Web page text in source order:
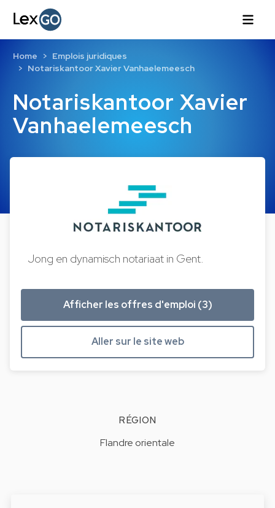
Notariskantoor Xavier
Vanhaelemeesch
Home
Emplois juridiques
Notariskantoor Xavier Vanhaelemeesch
Jong en dynamisch notariaat in Gent.
Afficher les offres d'emploi (3)
Aller sur le site web
RÉGION
Flandre orientale